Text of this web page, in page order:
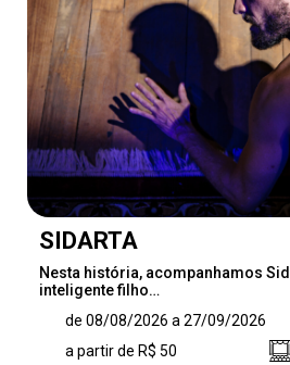
SIDARTA
Nesta história, acompanhamos
inteligente filho…
inteligente filho de Brâmane, a
dos pais. Seguido por seu melhor
de 08/08/2026 a 27/09/2026
a partir de R$ 50